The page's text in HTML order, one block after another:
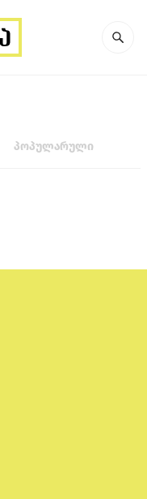
პოპულარული